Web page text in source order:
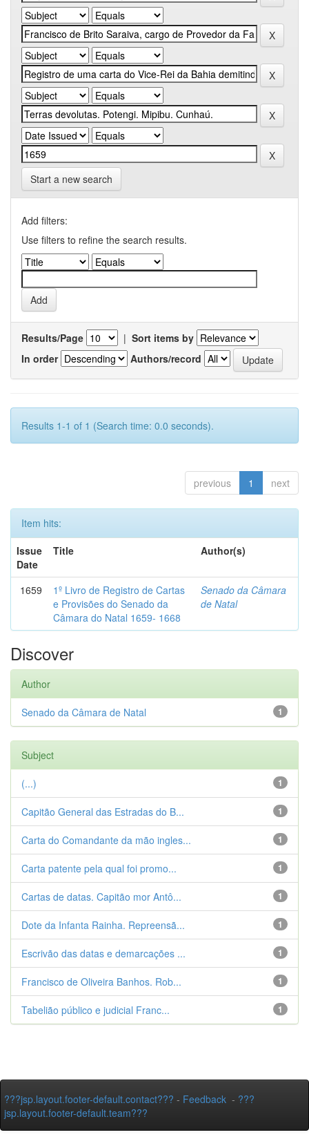
Start a new search
Add filters:
Use filters to refine the search results.
Results/Page | Sort items by
In order
Authors/record
Results 1-1 of 1 (Search time: 0.0 seconds).
previous 1 next
Item hits:
Issue
Date
Title Author(s)
1659
1º Livro de Registro de Cartas
e Provisões do Senado da
Câmara do Natal 1659- 1668
Senado da Câmara
de Natal
Discover
Author
1
Senado da Câmara de Natal
Subject
1
(...)
1
Capitão General das Estradas do B...
1
Carta do Comandante da mão ingles...
1
Carta patente pela qual foi promo...
1
Cartas de datas. Capitão mor Antô...
1
Dote da Infanta Rainha. Repreensã...
1
Escrivão das datas e demarcações ...
1
Francisco de Oliveira Banhos. Rob...
1
Tabelião público e judicial Franc...
???jsp.layout.footer-default.contact??? - Feedback - ???
jsp.layout.footer-default.team???